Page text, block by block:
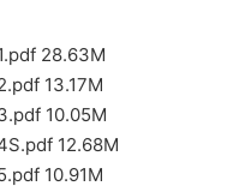
28.63M
13.17M
10.05M
12.68M
10.91M